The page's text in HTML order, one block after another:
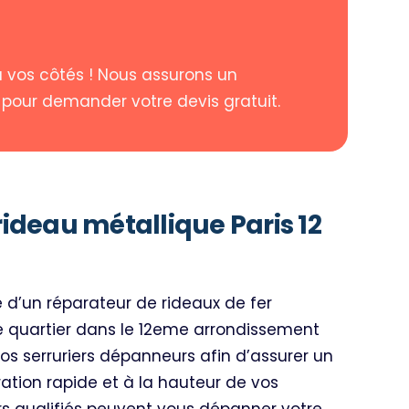
côtés ! Nous assurons un
pour demander votre devis gratuit.
métallique Paris 12
réparateur de rideaux de fer
dans le 12eme arrondissement
serruriers dépanneurs afin d’assurer un
rapide et à la hauteur de vos